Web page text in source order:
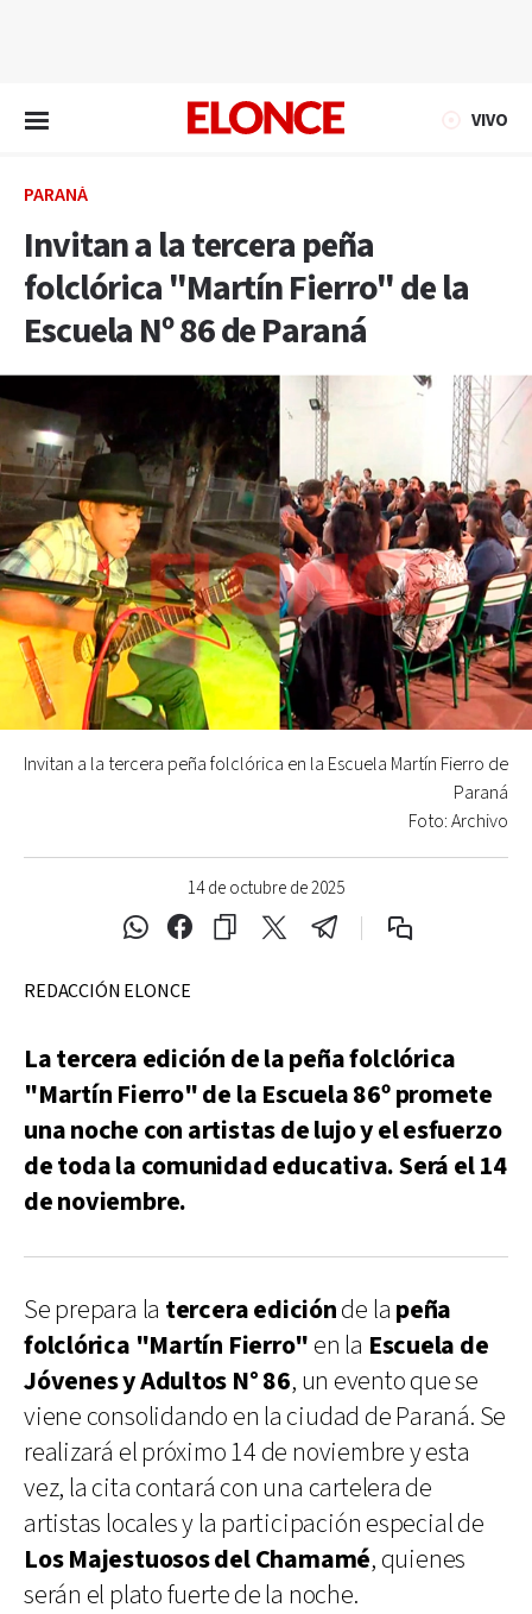
VIVO
PARANÁ
Invitan a la tercera peña
folclórica "Martín Fierro" de la
Escuela Nº 86 de Paraná
14 de octubre de 2025
Invitan a la tercera peña folclórica en la Escuela Martín Fierro de
Paraná
Foto: Archivo
REDACCIÓN ELONCE
La tercera edición de la peña folclórica
"Martín Fierro" de la Escuela 86º promete
una noche con artistas de lujo y el esfuerzo
de toda la comunidad educativa. Será el 14
de noviembre.
Se prepara la tercera ediciónde la peña
folclórica "Martín Fierro" en la Escuela de
Jóvenes y Adultos N° 86, un evento que se
viene consolidando en la ciudad de Paraná. Se
realizará el próximo 14 de noviembre y esta
vez, la cita contará con una cartelera de
artistas locales y la participación especial de
Los Majestuosos del Chamamé, quienes
serán el plato fuerte de la noche.